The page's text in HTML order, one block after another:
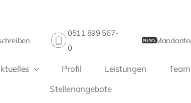
0511 899 567-
0
Profil Leistungen
Team
Stellenangebote